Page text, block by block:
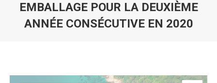
EMBALLAGE POUR LA DEUXIÈME
ANNÉE CONSÉCUTIVE EN 2020